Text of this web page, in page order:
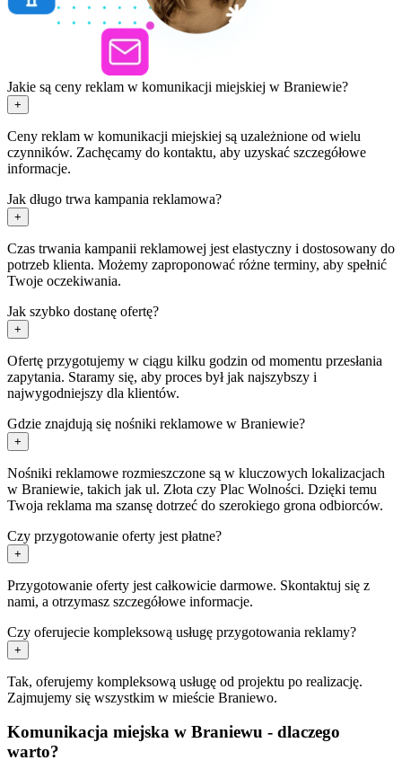
Jakie są ceny reklam w komunikacji miejskiej w Braniewie?
+
Ceny reklam w komunikacji miejskiej są uzależnione od wielu
czynników. Zachęcamy do kontaktu, aby uzyskać szczegółowe
informacje.
Jak długo trwa kampania reklamowa?
+
Czas trwania kampanii reklamowej jest elastyczny i dostosowany do
potrzeb klienta. Możemy zaproponować różne terminy, aby spełnić
Twoje oczekiwania.
Jak szybko dostanę ofertę?
+
Ofertę przygotujemy w ciągu kilku godzin od momentu przesłania
zapytania. Staramy się, aby proces był jak najszybszy i
najwygodniejszy dla klientów.
Gdzie znajdują się nośniki reklamowe w Braniewie?
+
Nośniki reklamowe rozmieszczone są w kluczowych lokalizacjach
w Braniewie, takich jak ul. Złota czy Plac Wolności. Dzięki temu
Twoja reklama ma szansę dotrzeć do szerokiego grona odbiorców.
Czy przygotowanie oferty jest płatne?
+
Przygotowanie oferty jest całkowicie darmowe. Skontaktuj się z
nami, a otrzymasz szczegółowe informacje.
Czy oferujecie kompleksową usługę przygotowania reklamy?
+
Tak, oferujemy kompleksową usługę od projektu po realizację.
Zajmujemy się wszystkim w mieście Braniewo.
Komunikacja miejska w Braniewu - dlaczego
warto?